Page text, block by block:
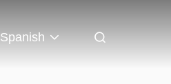
Spanish